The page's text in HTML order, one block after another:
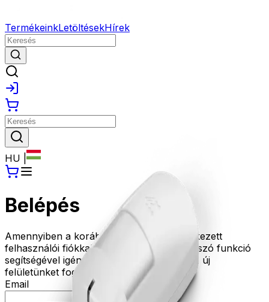
TermékeinkLetöltésekHírek
HU
Belépés
Amennyiben a korábbi oldalunkon rendelkezett
felhasználói fiókkal, kérjük az Elfelejtett jelszó funkció
segítségével igényeljen új jelszót, amivel az új
felületünket fogja tudni használni.
Email